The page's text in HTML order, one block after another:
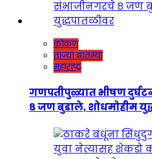
कोकण
ताज्या बातम्या
महाराष्ट्र
गणपतीपुळ्यात भीषण
८ जण बुडाले, शोधमोहीम